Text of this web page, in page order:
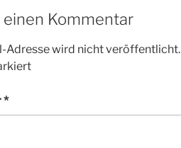
einen Kommentar
Adresse wird nicht veröffentlicht.
*